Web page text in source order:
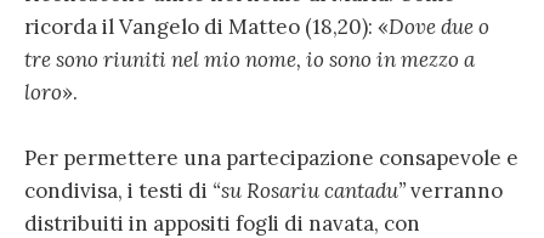
ricorda il Vangelo di Matteo (18,20): «Dove due o
tre sono riuniti nel mio nome, io sono in mezzo a
loro».
Per permettere una partecipazione consapevole e
condivisa, i testi di “su Rosariu cantadu”verranno
distribuiti in appositi fogli di navata, con